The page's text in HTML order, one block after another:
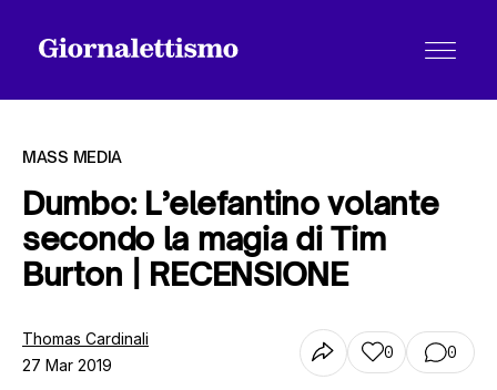
Tutti gli articoli
Chi siamo
MASS MEDIA
Dumbo: L’elefantino volante
secondo la magia di Tim
Burton | RECENSIONE
Thomas Cardinali
27 Mar 2019
0 0